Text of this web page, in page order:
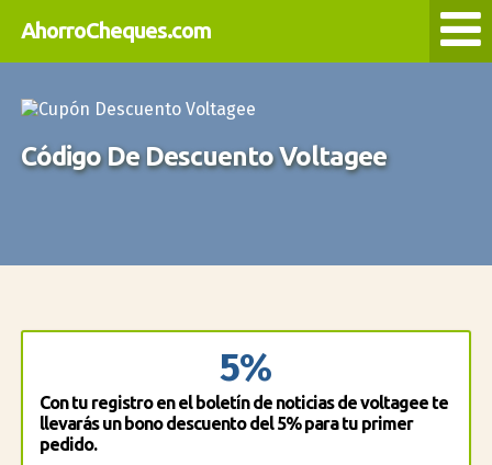
AhorroCheques.com
Código De Descuento Voltagee
5%
Con tu registro en el boletín de noticias de voltagee te
llevarás un bono descuento del 5% para tu primer
pedido.